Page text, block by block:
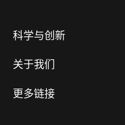
科学与创新
关于我们
更多链接